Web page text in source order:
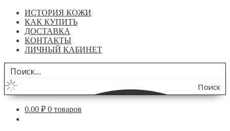
ИСТОРИЯ КОЖИ
КАК КУПИТЬ
ДОСТАВКА
КОНТАКТЫ
ЛИЧНЫЙ КАБИНЕТ
Поиск
по
0.00 ₽ 0 товаров